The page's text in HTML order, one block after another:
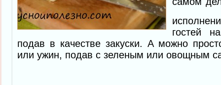
гостей
подав в качестве закуски. А можно
или ужин, подав с зеленым или овощным